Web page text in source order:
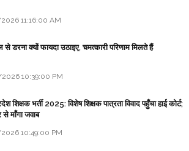
11:16:00 AM
से डरना क्यों फायदा उठाइए, चमत्कारी परिणाम मिलते हैं
10:39:00 PM
शिक्षक भर्ती 2025: विशेष शिक्षक पात्रता विवाद पहुँचा हाई कोर्ट;
माँगा जवाब
10:49:00 PM